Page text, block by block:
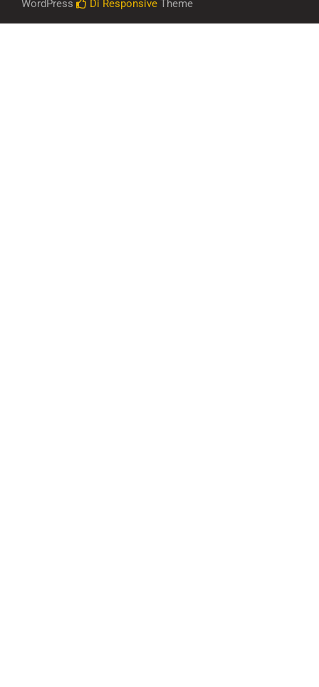
WordPress
Di Responsive Theme